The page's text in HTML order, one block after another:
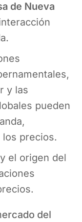
de Nueva
y las
pueden
precios.
el origen del
del